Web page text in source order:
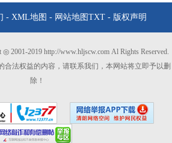
- XML地图 - 网站地图 TXT- 版权声明
2001-2019 http://www.hljscw.com Al Rights Reserved.
合法权益的内容，请联系我们，本网站将立即予以删
除！